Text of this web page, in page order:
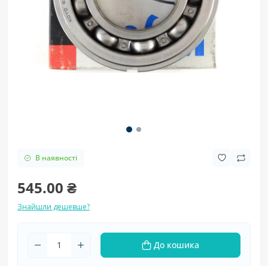
В наявності
545.00 ₴
Знайшли дешевше?
До кошика